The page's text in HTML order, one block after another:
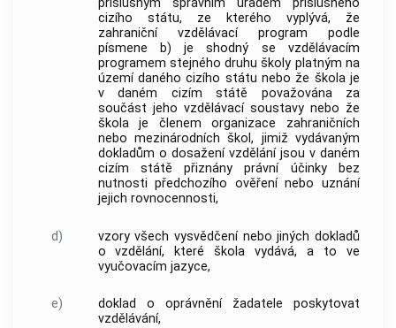
příslušným správním úřadem příslušného
cizího státu, ze kterého vyplývá, že
zahraniční vzdělávací program podle
písmene b) je shodný se vzdělávacím
programem stejného druhu školy platným na
území daného cizího státu nebo že škola je
v daném cizím státě považována za
součást jeho vzdělávací soustavy nebo že
škola je členem organizace zahraničních
nebo mezinárodních škol, jimiž vydávaným
dokladům o dosažení vzdělání jsou v daném
cizím státě přiznány právní účinky bez
nutnosti předchozího ověření nebo uznání
jejich rovnocennosti,
d)
vzory všech vysvědčení nebo jiných dokladů
o vzdělání, které škola vydává, a to ve
vyučovacím jazyce,
e)
doklad o oprávnění žadatele poskytovat
vzdělávání,